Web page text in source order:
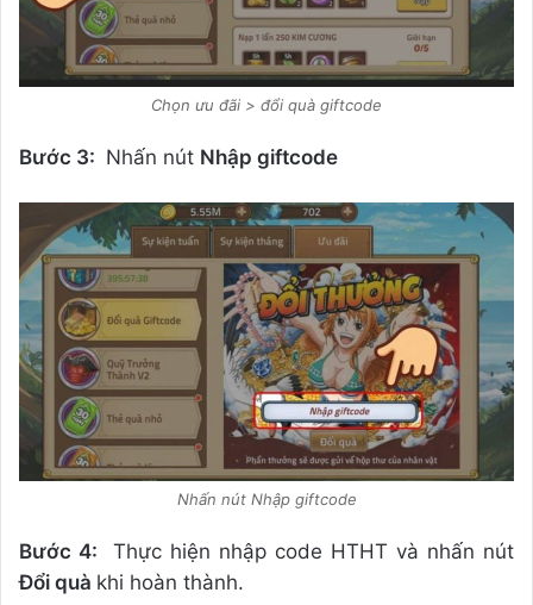
Chọn ưu đãi > đổi quà giftcode
Bước 3: Nhấn nút Nhập giftcode
Nhấn nút Nhập giftcode
Bước 4:
Thực hiện nhập code HTHT và nhấn nút
Đổi quà khi hoàn thành.